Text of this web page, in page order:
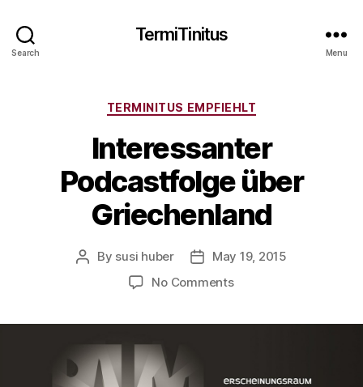
Search
TermiTinitus
Menu
Categories
TERMINITUS EMPFIEHLT
Interessanter
Podcastfolge über
Griechenland
Post
By susi huber
PostMay 19, 2015
No Commentson